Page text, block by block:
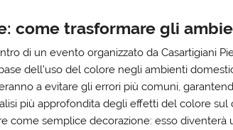
come trasformare gli
di un evento organizzato da Casartigiani
dell’uso del colore negli ambienti
a evitare gli errori più comuni,
più approfondita degli effetti del colore
come semplice decorazione: esso